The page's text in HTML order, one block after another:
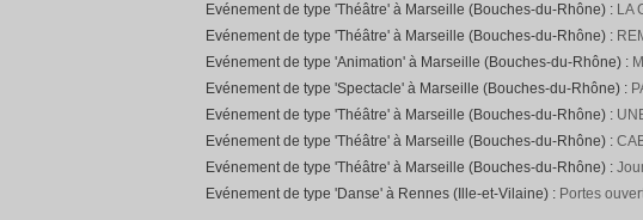
Evénement de type 'Théâtre' à Marseille (Bouches-du-Rhône) : LA
Evénement de type 'Théâtre' à Marseille (Bouches-du-Rhône) :
Evénement de type 'Animation' à Marseille (Bouches-du-Rhône) :
Evénement de type 'Spectacle' à Marseille (Bouches-du-Rhône) :
Evénement de type 'Théâtre' à Marseille (Bouches-du-Rhône) :
Evénement de type 'Théâtre' à Marseille (Bouches-du-Rhône) :
Evénement de type 'Théâtre' à Marseille (Bouches-du-Rhône) :
Evénement de type 'Danse' à Rennes (Ille-et-Vilaine) : Portes